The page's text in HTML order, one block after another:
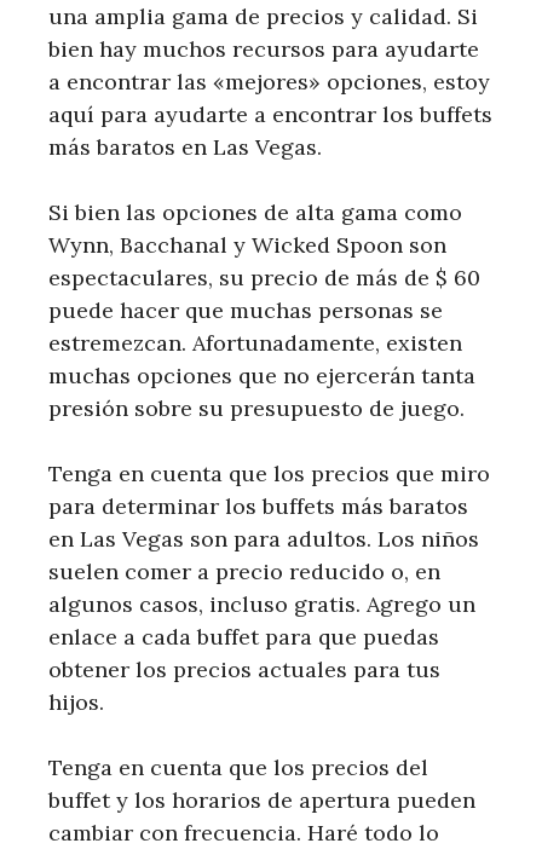
una amplia gama de precios y calidad. Si
bien hay muchos recursos para ayudarte
a encontrar las «mejores» opciones, estoy
aquí para ayudarte a encontrar los buffets
más baratos en Las Vegas.
Si bien las opciones de alta gama como
Wynn, Bacchanal y Wicked Spoon son
espectaculares, su precio de más de $ 60
puede hacer que muchas personas se
estremezcan. Afortunadamente, existen
muchas opciones que no ejercerán tanta
presión sobre su presupuesto de juego.
Tenga en cuenta que los precios que miro
para determinar los buffets más baratos
en Las Vegas son para adultos. Los niños
suelen comer a precio reducido o, en
algunos casos, incluso gratis. Agrego un
enlace a cada buffet para que puedas
obtener los precios actuales para tus
hijos.
Tenga en cuenta que los precios del
buffet y los horarios de apertura pueden
cambiar con frecuencia. Haré todo lo